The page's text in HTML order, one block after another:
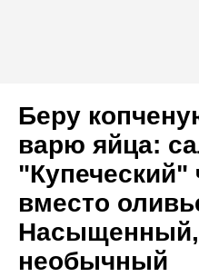
Беру
варю яйца:
"Купеческий"
вместо
Насыщенный,
необычный